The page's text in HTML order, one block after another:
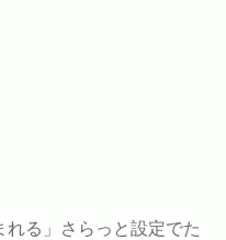
れる」さらっと設定でた